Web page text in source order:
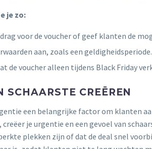
je zo:
voor de voucher of geef klanten de
aan, zoals een geldigheidsperiode.
de voucher alleen tijdens Black Friday
SCHAARSTE CREËREN
een belangrijke factor om klanten
je urgentie en een gevoel van
plekken zijn of dat de deal snel